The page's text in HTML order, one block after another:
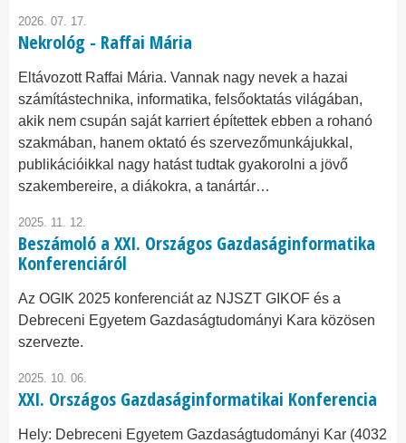
2026. 07. 17.
Nekrológ - Raffai Mária
Eltávozott Raffai Mária. Vannak nagy nevek a hazai
számítástechnika, informatika, felsőoktatás világában,
akik nem csupán saját karriert építettek ebben a rohanó
szakmában, hanem oktató és szervezőmunkájukkal,
publikációikkal nagy hatást tudtak gyakorolni a jövő
szakembereire, a diákokra, a tanártár…
2025. 11. 12.
Beszámoló a XXI. Országos Gazdaságinformatika
Konferenciáról
Az OGIK 2025 konferenciát az NJSZT GIKOF és a
Debreceni Egyetem Gazdaságtudományi Kara közösen
szervezte.
2025. 10. 06.
XXI. Országos Gazdaságinformatikai Konferencia
Hely: Debreceni Egyetem Gazdaságtudományi Kar (4032